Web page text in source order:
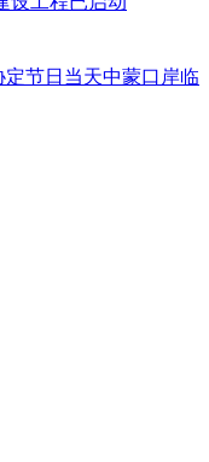
节日当天中蒙口岸临